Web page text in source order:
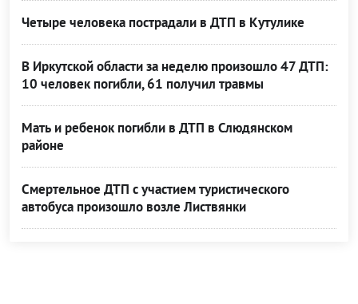
Четыре человека пострадали в ДТП в Кутулике
В Иркутской области за неделю произошло 47 ДТП:
10 человек погибли, 61 получил травмы
Мать и ребенок погибли в ДТП в Слюдянском
районе
Смертельное ДТП с участием туристического
автобуса произошло возле Листвянки